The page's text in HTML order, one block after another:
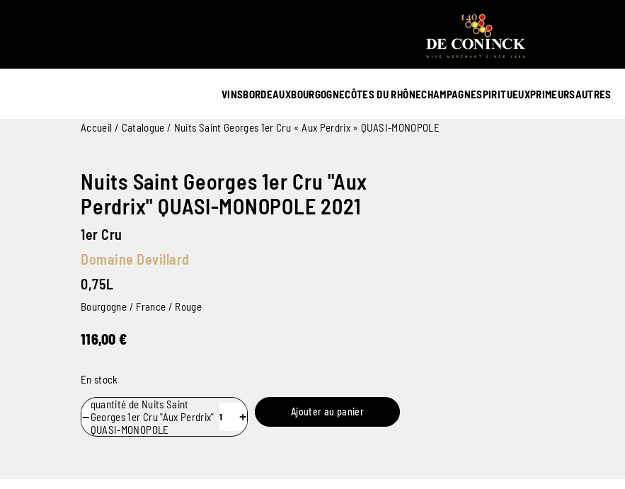
VINSBORDEAUXBOURGOGNECÔTES DU RHÔNECHAMPAGNESPIRITUEUXPRIMEURSAUTRES
Accueil / Catalogue / Nuits Saint Georges 1er Cru « Aux Perdrix » QUASI-MONOPOLE
Nuits Saint Georges 1er Cru "Aux
Perdrix" QUASI-MONOPOLE 2021
1er Cru
Domaine Devillard
0,75L
Bourgogne / France / Rouge
116,00 €
En stock
−
quantité de Nuits Saint
Georges 1er Cru "Aux Perdrix"
QUASI-MONOPOLE
+ Ajouter au panier